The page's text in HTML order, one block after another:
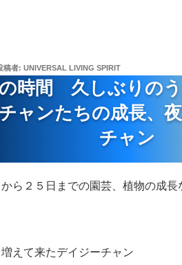
稿者: UNIVERSAL LIVING SPIRIT
時間 久しぶりの
ャンたちの成長、
チャン
ら２５日までの園芸、植物の成長
えて来たデイジーチャン